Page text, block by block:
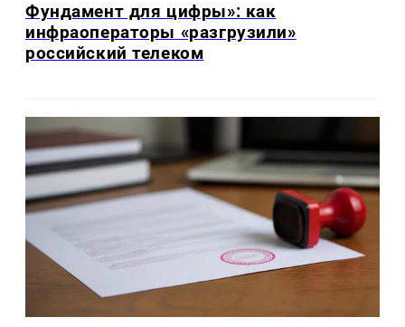
Фундамент для цифры»: как
инфраоператоры «разгрузили»
российский телеком